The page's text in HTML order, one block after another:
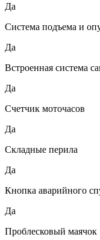
Да
Система подъема и
Да
Встроенная система
Да
Счетчик моточасов
Да
Складные перила
Да
Кнопка аварийного
Да
Проблесковый маячок